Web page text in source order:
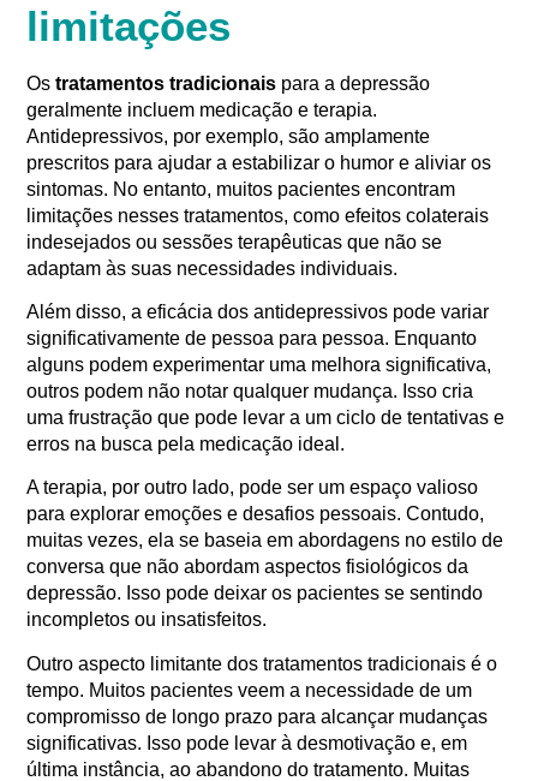
limitações
Ostratamentos tradicionais para a depressão
geralmente incluem medicação e terapia.
Antidepressivos, por exemplo, são amplamente
prescritos para ajudar a estabilizar o humor e aliviar os
sintomas. No entanto, muitos pacientes encontram
limitações nesses tratamentos, como efeitos colaterais
indesejados ou sessões terapêuticas que não se
adaptam às suas necessidades individuais.
Além disso, a eficácia dos antidepressivos pode variar
significativamente de pessoa para pessoa. Enquanto
alguns podem experimentar uma melhora significativa,
outros podem não notar qualquer mudança. Isso cria
uma frustração que pode levar a um ciclo de tentativas e
erros na busca pela medicação ideal.
A terapia, por outro lado, pode ser um espaço valioso
para explorar emoções e desafios pessoais. Contudo,
muitas vezes, ela se baseia em abordagens no estilo de
conversa que não abordam aspectos fisiológicos da
depressão. Isso pode deixar os pacientes se sentindo
incompletos ou insatisfeitos.
Outro aspecto limitante dos tratamentos tradicionais é o
tempo. Muitos pacientes veem a necessidade de um
compromisso de longo prazo para alcançar mudanças
significativas. Isso pode levar à desmotivação e, em
última instância, ao abandono do tratamento. Muitas